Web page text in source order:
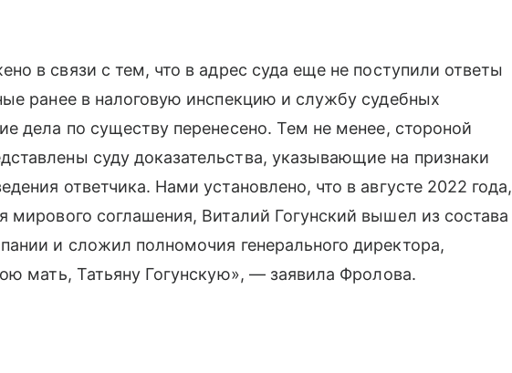
в связи с тем, что в адрес суда еще не поступили ответы
ранее в налоговую инспекцию и службу судебных
дела по существу перенесено. Тем не менее, стороной
суду доказательства, указывающие на признаки
ответчика. Нами установлено, что в августе 2022 года,
мирового соглашения, Виталий Гогунский вышел из состава
и сложил полномочия генерального директора,
мать, Татьяну Гогунскую», — заявила Фролова.